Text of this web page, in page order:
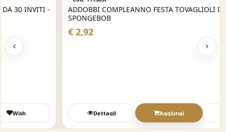
ADDOBBI COMPLEANNO FESTA TOVAGLIOLI DISNEY
Aggiungi Wish